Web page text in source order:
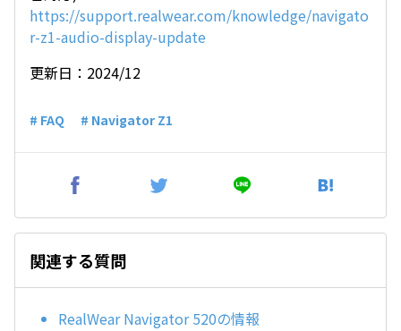
https://support.realwear.com/knowledge/navigato
r-z1-audio-display-update
更新日：2024/12
# FAQ # Navigator Z1
関連する質問
RealWear Navigator 520の情報